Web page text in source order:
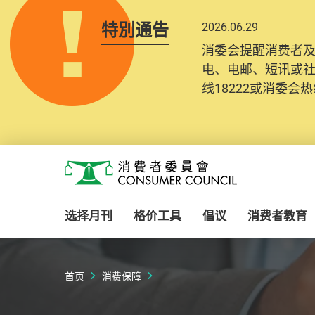
特別通告 2026.06.29
消委会提醒消费者
电、电邮、短讯或
线18222或消委会
消费者委员会
选择月刊 格价工具 倡议 消费者教育
首页 消费保障